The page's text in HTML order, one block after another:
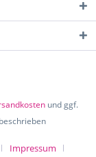
und ggf.
Impressum